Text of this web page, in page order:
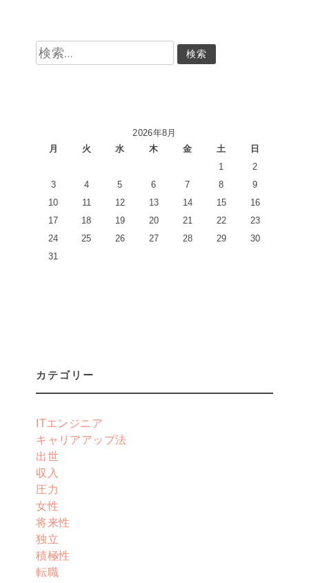
検
索:
2026年8月
月
火 水 木 金 土
日
1
2
3
4 5 6 7 8
9
10
11 12 13 14 15
16
17
18 19 20 21 22
23
24
25 26 27 28 29
30
31
カテゴリー
ITエンジニア
キャリアアップ法
出世
収入
圧力
女性
将来性
独立
積極性
転職